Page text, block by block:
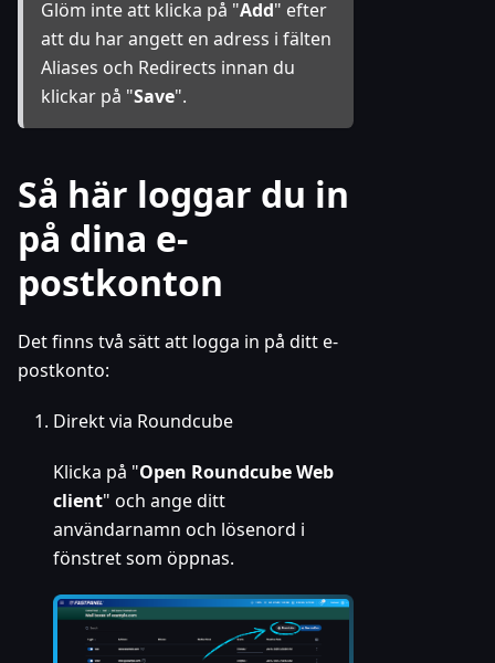
Glöm inte att klicka på "Add" efter
att du har angett en adress i fälten
Aliases och Redirects innan du
klickar på "Save".
Så här loggar du in
på dina e-
postkonton
Det finns två sätt att logga in på ditt e-
postkonto:
Direkt via Roundcube
Klicka på "Open Roundcube Web
client" och ange ditt
användarnamn och lösenord i
fönstret som öppnas.